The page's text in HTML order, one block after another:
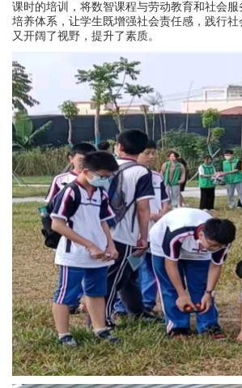
课时的培训，将数智课程与劳动教育和社会
培养体系，让学生既增强社会责任感，践行社
又开阔了视野，提升了素质。